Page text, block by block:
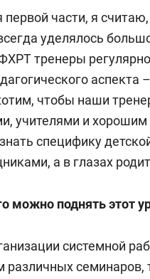
первой части, я
уделялось
тренеры
чтобы наши
учителями и
специфику
а в глазах
можно поднять этот
системной
различных семинаров,